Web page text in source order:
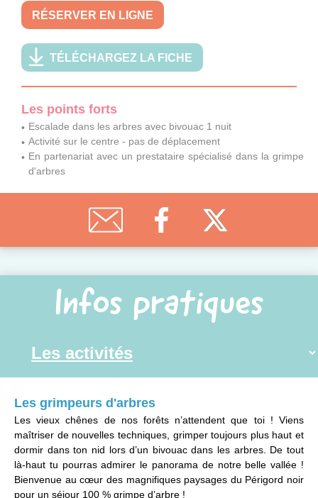
RÉSERVER EN LIGNE
TÉLÉCHARGEZ LA FICHE
Les points forts
Escalade dans les arbres avec bivouac 1 nuit
Activité sur le centre - pas de déplacement
En partenariat avec un prestataire spécialisé dans la grimpe
d'arbres
Infos pratiques
Les grimpeurs d'arbres
Les vieux chênes de nos forêts n’attendent que toi ! Viens
maîtriser de nouvelles techniques, grimper toujours plus haut et
dormir dans ton nid lors d’un bivouac dans les arbres. De tout
là-haut tu pourras admirer le panorama de notre belle vallée !
Bienvenue au cœur des magnifiques paysages du Périgord noir
pour un séjour 100 % grimpe d’arbre !